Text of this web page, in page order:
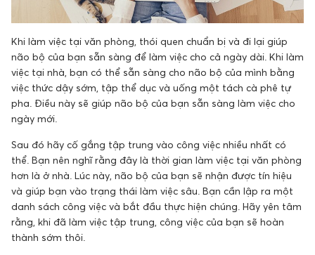
Khi làm việc tại văn phòng, thói quen chuẩn bị và đi lại giúp
não bộ của bạn sẵn sàng để làm việc cho cả ngày dài. Khi làm
việc tại nhà, bạn có thể sẵn sàng cho não bộ của mình bằng
việc thức dậy sớm, tập thể dục và uống một tách cà phê tự
pha. Điều này sẽ giúp não bộ của bạn sẵn sàng làm việc cho
ngày mới.
Sau đó hãy cố gắng tập trung vào công việc nhiều nhất có
thể. Bạn nên nghĩ rằng đây là thời gian làm việc tại văn phòng
hơn là ở nhà. Lúc này, não bộ của bạn sẽ nhận được tín hiệu
và giúp bạn vào trạng thái làm việc sâu. Bạn cần lập ra một
danh sách công việc và bắt đầu thực hiện chúng. Hãy yên tâm
rằng, khi đã làm việc tập trung, công việc của bạn sẽ hoàn
thành sớm thôi.